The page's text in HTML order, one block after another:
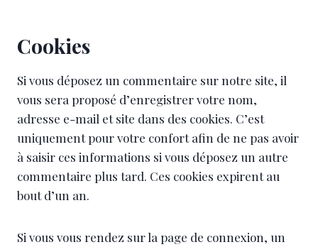
Cookies
Si vous déposez un commentaire sur notre site, il
vous sera proposé d’enregistrer votre nom,
adresse e-mail et site dans des cookies. C’est
uniquement pour votre confort afin de ne pas avoir
à saisir ces informations si vous déposez un autre
commentaire plus tard. Ces cookies expirent au
bout d’un an.
Si vous vous rendez sur la page de connexion, un